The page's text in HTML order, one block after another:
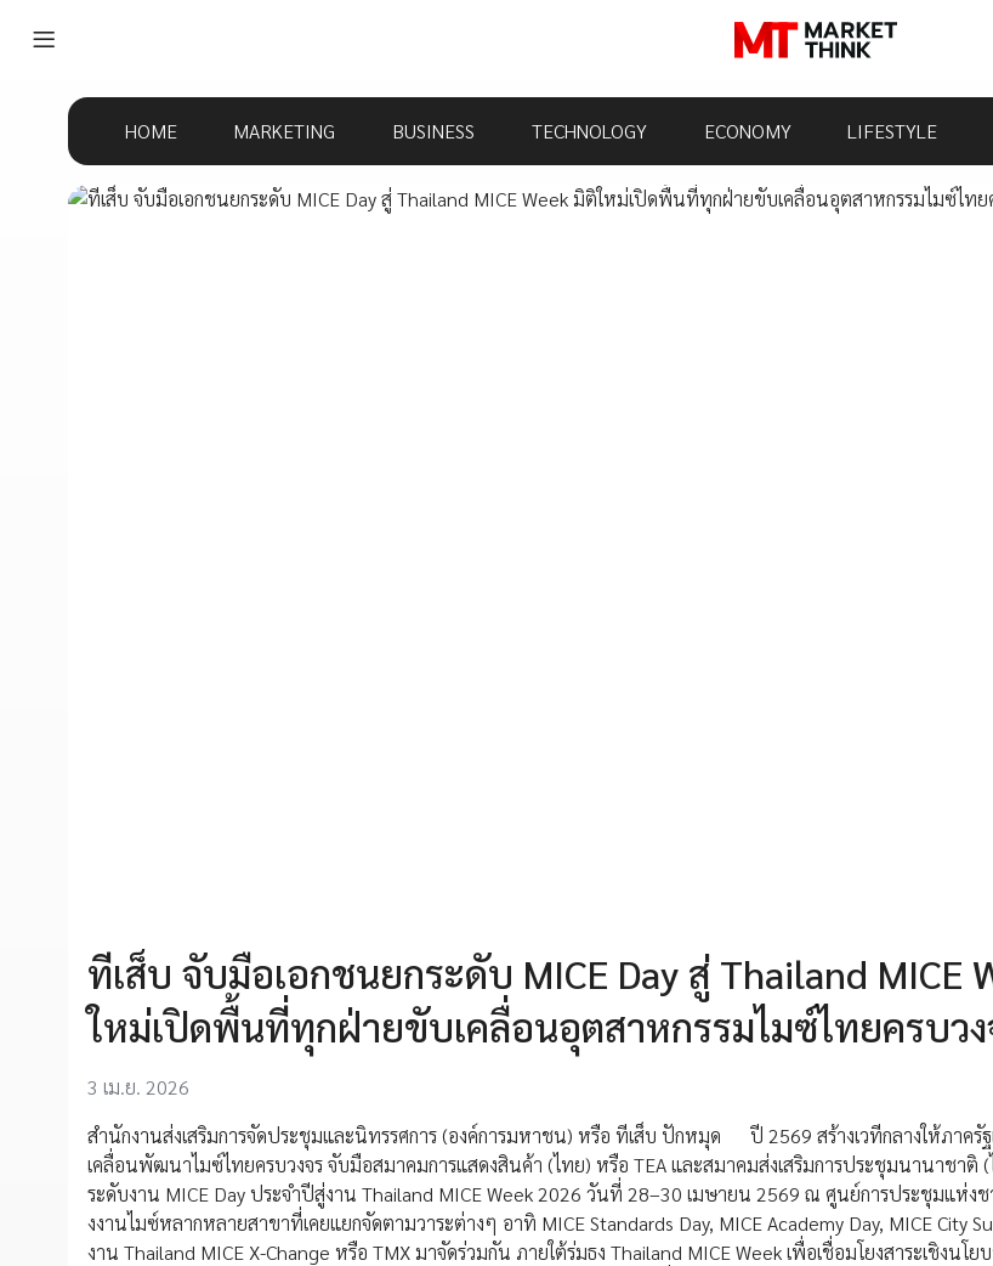
HOME MARKETING BUSINESS TECHNOLOGY ECONOMY LIFESTYLE
ทีเส็บ จับมือเอกชนยกระดับ MICE Day สู่ Thailand MICE
ใหม่เปิดพื้นที่ทุกฝ่ายขับเคลื่อนอุตสาหกรรมไมซ์ไทยครบวง
3 เม.ย. 2026
สำนักงานส่งเสริมการจัดประชุมและนิทรรศการ (องค์การมหาชน) หรือ ทีเส็บ ปักหมุด ปี 2569 สร้างเวทีกลางให้ภาครั
เคลื่อนพัฒนาไมซ์ไทยครบวงจร จับมือสมาคมการแสดงสินค้า (ไทย) หรือ TEA และสมาคมส่งเสริมการประชุมนานาชาติ (
ระดับงาน MICE Day ประจำปีสู่งาน Thailand MICE Week 2026 วันที่ 28–30 เมษายน 2569 ณ ศูนย์การประชุมแห่งช
งงานไมซ์หลากหลายสาขาที่เคยแยกจัดตามวาระต่างๆ อาทิ MICE Standards Day, MICE Academy Day, MICE City
งาน Thailand MICE X-Change หรือ TMX มาจัดร่วมกัน ภายใต้ร่มธง Thailand MICE Week เพื่อเชื่อมโยงสาระเชิงนโ